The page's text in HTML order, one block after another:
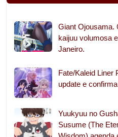
Giant Ojousama.
kaijuu volumosa
Janeiro.
Fate/Kaleid Liner
update e
Yuukyuu no
Susume (The